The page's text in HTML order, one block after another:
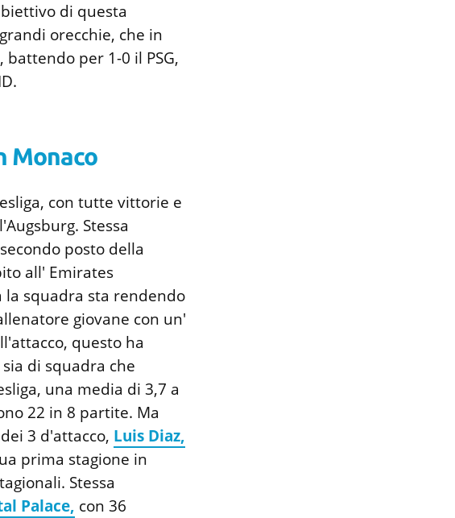
di questa
orecchie, che in
per 1-0 il PSG,
Monaco
con tutte vittorie e
Stessa
posto della
all' Emirates
squadra sta rendendo
giovane con un'
questo ha
di squadra che
una media di 3,7 a
22 in 8 partite. Ma
3 d'attacco, Luis Diaz,
prima stagione in
Stessa
Palace, con 36